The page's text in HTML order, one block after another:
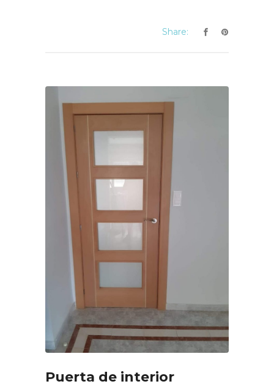
Share:
Puerta de interior